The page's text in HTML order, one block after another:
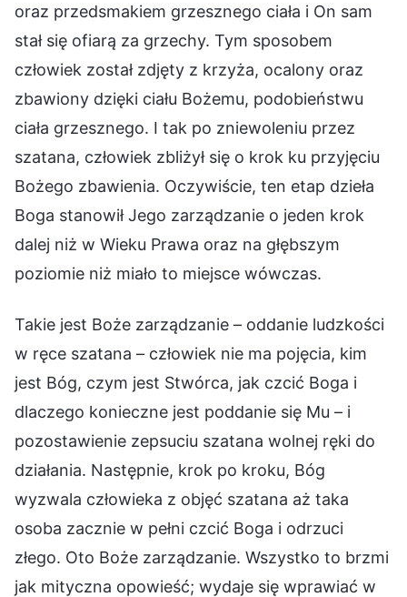
oraz przedsmakiem grzesznego ciała i On sam
stał się ofiarą za grzechy. Tym sposobem
człowiek został zdjęty z krzyża, ocalony oraz
zbawiony dzięki ciału Bożemu, podobieństwu
ciała grzesznego. I tak po zniewoleniu przez
szatana, człowiek zbliżył się o krok ku przyjęciu
Bożego zbawienia. Oczywiście, ten etap dzieła
Boga stanowił Jego zarządzanie o jeden krok
dalej niż w Wieku Prawa oraz na głębszym
poziomie niż miało to miejsce wówczas.
Takie jest Boże zarządzanie – oddanie ludzkości
w ręce szatana – człowiek nie ma pojęcia, kim
jest Bóg, czym jest Stwórca, jak czcić Boga i
dlaczego konieczne jest poddanie się Mu – i
pozostawienie zepsuciu szatana wolnej ręki do
działania. Następnie, krok po kroku, Bóg
wyzwala człowieka z objęć szatana aż taka
osoba zacznie w pełni czcić Boga i odrzuci
złego. Oto Boże zarządzanie. Wszystko to brzmi
jak mityczna opowieść; wydaje się wprawiać w